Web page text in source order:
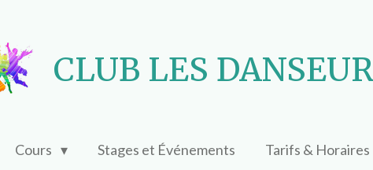
CLUB LES
Cours Stages et Événements Tarifs & Horaires